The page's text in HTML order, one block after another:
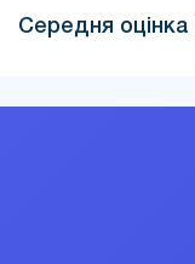
Середня оцінка